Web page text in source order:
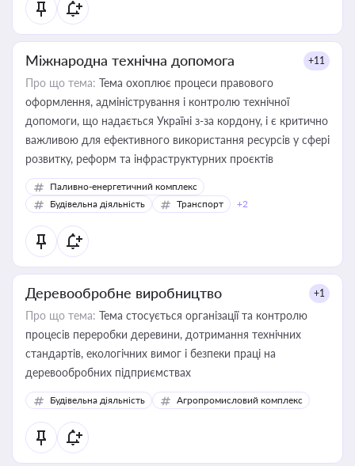
Міжнародна технічна допомога +11
Про що тема: Тема охоплює процеси правового
оформлення, адміністрування і контролю технічної
допомоги, що надається Україні з-за кордону, і є критично
важливою для ефективного використання ресурсів у сфері
розвитку, реформ та інфраструктурних проєктів
Паливно-енергетичний комплекс
Будівельна діяльність
Транспорт +2
Деревообробне виробництво +1
Про що тема: Тема стосується організації та контролю
процесів переробки деревини, дотримання технічних
стандартів, екологічних вимог і безпеки праці на
деревообробних підприємствах
Будівельна діяльність Агропромисловий комплекс